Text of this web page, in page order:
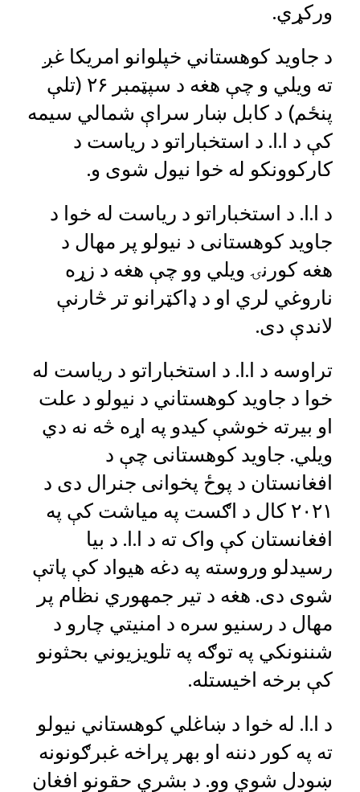
ورکړي.
د جاوید کوهستاني خپلوانو امریکا غږ
ته ویلي و چې هغه د سپټمبر ۲۶ (تلې
پنځم) د کابل ښار سراې شمالي سیمه
کې د ا.ا. د استخباراتو د ریاست د
کارکوونکو له خوا نیول شوی و.
د ا.ا. د استخباراتو د ریاست له خوا د
جاوید کوهستانی د نیولو پر مهال د
هغه کورنۍ ویلي وو چې هغه د زړه
ناروغي لري او د ډاکټرانو تر څارنې
لاندې دی.
تراوسه د ا.ا. د استخباراتو د ریاست له
خوا د جاوید کوهستاني د نیولو د علت
او بیرته خوشې کیدو په اړه څه نه دي
ویلي. جاوید کوهستانی چې د
افغانستان د پوځ پخوانی جنرال دی د
۲۰۲۱ کال د اګست په میاشت کې په
افغانستان کې واک ته د ا.ا. د بیا
رسیدلو وروسته په دغه هیواد کې پاتې
شوی دی. هغه د تیر جمهوري نظام پر
مهال د رسنیو سره د امنیتي چارو د
شننونکي په توګه په تلویزیوني بحثونو
کې برخه اخیستله.
د ا.ا. له خوا د ښاغلي کوهستاني نیولو
ته په کور دننه او بهر پراخه غبرګونونه
ښودل شوي وو. د بشري حقونو افغان